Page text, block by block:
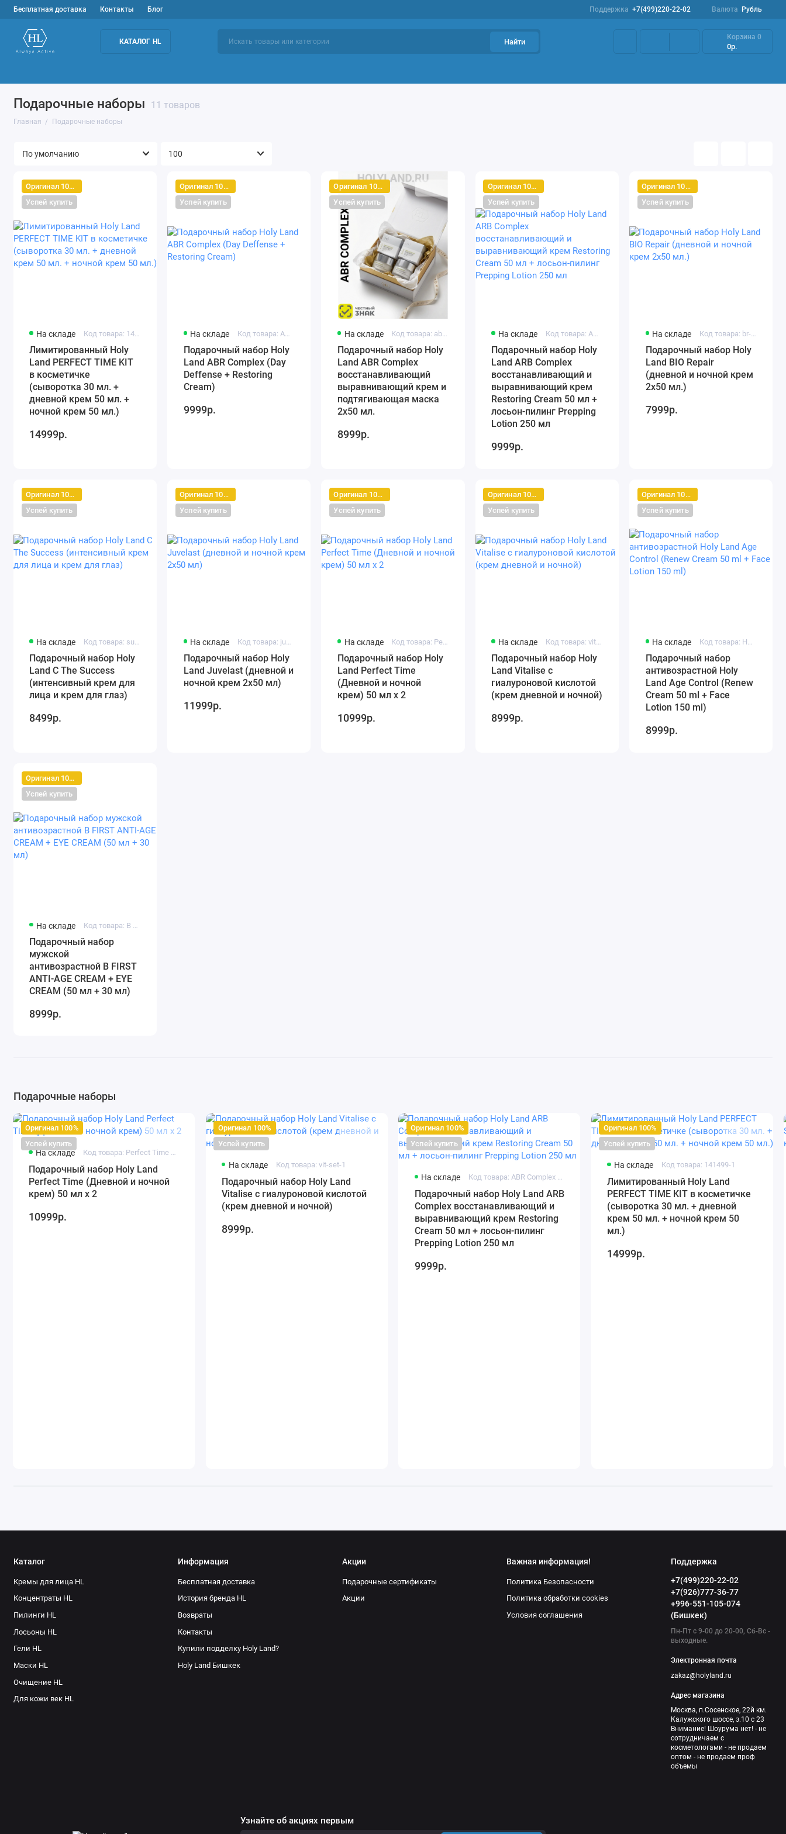
Бесплатная доставка Контакты Блог Поддержка +7(499)220-22-02 Валюта Рубль
КАТАЛОГ HL Найти
Корзина 0
0р.
Подарочные наборы 11 товаров
Главная Подарочные наборы
Оригинал 100%
Успей купить
На складе Код товара: 141499-1
Лимитированный Holy
Land PERFECT TIME KIT
в косметичке
(сыворотка 30 мл. +
дневной крем 50 мл. +
ночной крем 50 мл.)
14999р.
Оригинал 100%
Успей купить
На складе
Подарочный набор Holy
Land ABR Complex (Day
Deffense + Restoring
Cream)
9999р.
Оригинал 100%
Успей купить
На складе
Подарочный набор Holy
Land ABR Complex
восстанавливающий
выравнивающий крем и
подтягивающая маска
2х50 мл.
8999р.
Оригинал 100%
Успей купить
На складе Код товара: ABR Complex Set - 1
Подарочный набор Holy
Land ARB Complex
восстанавливающий и
выравнивающий крем
Restoring Cream 50 мл +
лосьон-пилинг Prepping
Lotion 250 мл
9999р.
Оригинал 100%
Успей купить
На складе
Подарочный набор Holy
Land BIO Repair
(дневной и ночной крем
2х50 мл.)
7999р.
Оригинал 100%
Успей купить
На складе
Подарочный набор Holy
Land C The Success
(интенсивный крем для
лица и крем для глаз)
8499р.
Оригинал 100%
Успей купить
На складе
Подарочный набор Holy
Land Juvelast (дневной и
ночной крем 2х50 мл)
11999р.
Оригинал 100%
Успей купить
На складе
Подарочный набор Holy
Land Perfect Time
(Дневной и ночной
крем) 50 мл х 2
10999р.
Оригинал 100%
Успей купить
На складе Код товара: vit-set-1
Подарочный набор Holy
Land Vitalise с
гиалуроновой кислотой
(крем дневной и ночной)
8999р.
Оригинал 100%
Успей купить
На складе
Подарочный набор
антивозрастной Holy
Land Age Control (Renew
Cream 50 ml + Face
Lotion 150 ml)
8999р.
Оригинал 100%
Успей купить
На складе
Подарочный набор
мужской
антивозрастной B FIRST
ANTI-AGE CREAM + EYE
CREAM (50 мл + 30 мл)
8999р.
Подарочные наборы
Оригинал 100%
Успей купить
На складе Код товара: Perfect Time Set - 1
Подарочный набор Holy Land
Perfect Time (Дневной и ночной
крем) 50 мл х 2
10999р.
Оригинал 100%
Успей купить
На складе Код товара: vit-set-1
Подарочный набор Holy Land
Vitalise с гиалуроновой кислотой
(крем дневной и ночной)
8999р.
Оригинал 100%
Успей купить
На складе Код товара: ABR Complex Set - 1
Подарочный набор Holy Land ARB
Complex восстанавливающий и
выравнивающий крем Restoring
Cream 50 мл + лосьон-пилинг
Prepping Lotion 250 мл
9999р.
Оригинал 100%
Успей купить
На складе Код товара: 141499-1
Лимитированный Holy Land
PERFECT TIME KIT в косметичке
(сыворотка 30 мл. + дневной
крем 50 мл. + ночной крем 50
мл.)
14999р.
Каталог
Кремы для лица HL
Концентраты HL
Пилинги HL
Лосьоны HL
Гели HL
Маски HL
Очищение HL
Для кожи век HL
Информация
Бесплатная доставка
История бренда HL
Возвраты
Контакты
Купили подделку Holy Land?
Holy Land Бишкек
Акции
Подарочные сертификаты
Акции
Важная информация!
Политика Безопасности
Политика обработки cookies
Условия соглашения
Поддержка
+7(499)220-22-02
+7(926)777-36-77
+996-551-105-074
(Бишкек)
Пн-Пт с 9-00 до 20-00, Сб-Вс -
выходные.
Электронная почта
zakaz@holyland.ru
Адрес магазина
Москва, п.Сосенское, 22й км.
Калужского шоссе, з.10 с 23
Внимание! Шоурума нет! - не
сотрудничаем с
косметологами - не продаем
оптом - не продаем проф
объемы
Узнайте об акциях первым